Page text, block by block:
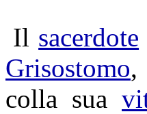
Il sacerdote
Grisostomo,
colla sua